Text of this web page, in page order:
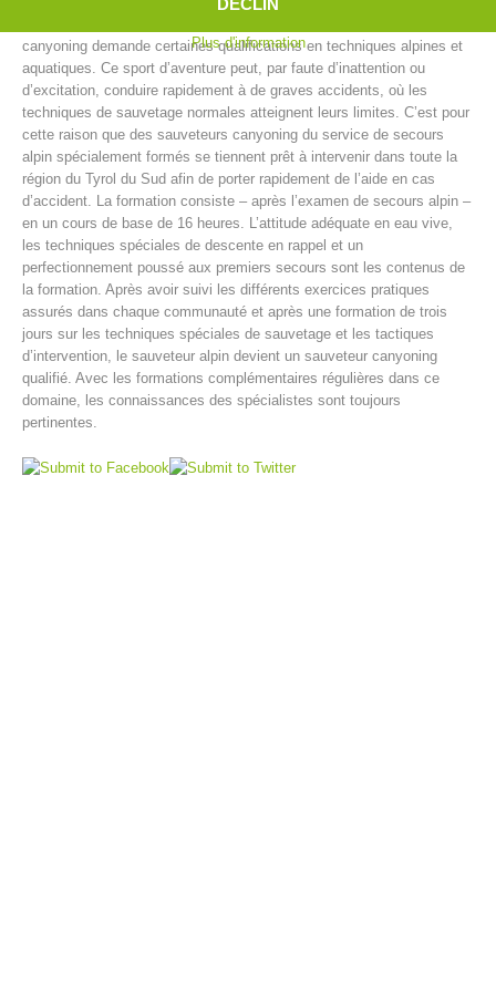
Centres de secours
canyoning demande certaines qualifications en techniques alpines et
aquatiques. Ce sport d’aventure peut, par faute d’inattention ou
d’excitation, conduire rapidement à de graves accidents, où les
techniques de sauvetage normales atteignent leurs limites. C’est pour
cette raison que des sauveteurs canyoning du service de secours
alpin spécialement formés se tiennent prêt à intervenir dans toute la
région du Tyrol du Sud afin de porter rapidement de l’aide en cas
d’accident. La formation consiste – après l’examen de secours alpin –
en un cours de base de 16 heures. L’attitude adéquate en eau vive,
les techniques spéciales de descente en rappel et un
perfectionnement poussé aux premiers secours sont les contenus de
la formation. Après avoir suivi les différents exercices pratiques
assurés dans chaque communauté et après une formation de trois
jours sur les techniques spéciales de sauvetage et les tactiques
d’intervention, le sauveteur alpin devient un sauveteur canyoning
qualifié. Avec les formations complémentaires régulières dans ce
domaine, les connaissances des spécialistes sont toujours
pertinentes.
Plus d'information